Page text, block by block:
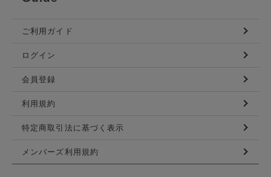
ご利用ガイド
ログイン
会員登録
利用規約
特定商取引法に基づく表示
メンバーズ利用規約